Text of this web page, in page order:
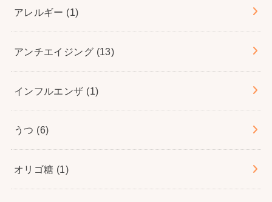
アレルギー (1)
アンチエイジング (13)
インフルエンザ (1)
うつ (6)
オリゴ糖 (1)